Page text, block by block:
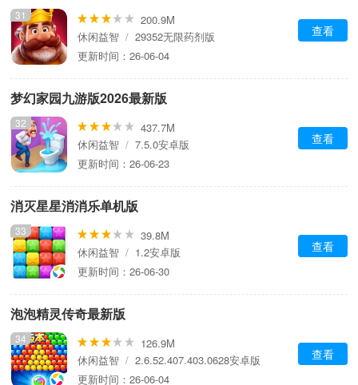
31
200.9M
休闲益智 / 29352无限药剂版
更新时间：26-06-04
查看
梦幻家园九游版2026最新版
32
437.7M
休闲益智 / 7.5.0安卓版
更新时间：26-06-23
查看
消灭星星消消乐单机版
33
39.8M
休闲益智 / 1.2安卓版
更新时间：26-06-30
查看
泡泡精灵传奇最新版
34
126.9M
休闲益智 / 2.6.52.407.403.0628安卓版
更新时间：26-06-04
查看